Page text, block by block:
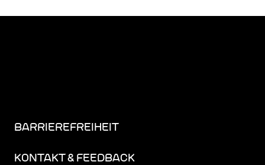
BARRIEREFREIHEIT
KONTAKT & FEEDBACK